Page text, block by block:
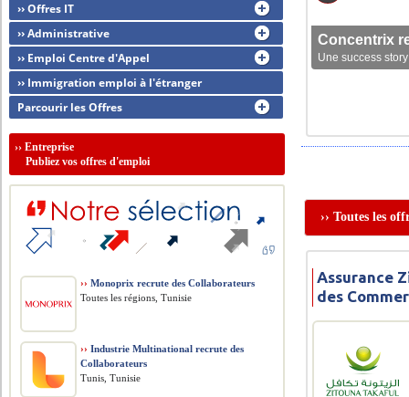
Concentrix
Une success
›› Toutes les
Assurance
des
›› Offres IT
›› Administrative
›› Emploi Centre d'Appel
›› Immigration emploi à l'étranger
Parcourir les Offres
››Entreprise
Publiez vos offres d'emploi
›› Monoprix recrute des Collaborateurs
Toutes les régions, Tunisie
›› Industrie Multinational recrute des
Collaborateurs
Tunis, Tunisie